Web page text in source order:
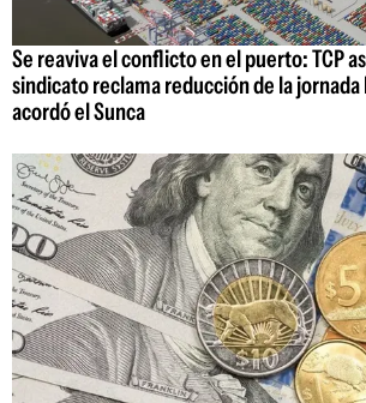
Se reaviva el conflicto en el puerto: TCP
sindicato reclama reducción de la
acordó el Sunca